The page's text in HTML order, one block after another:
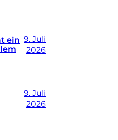
ein 9. Juli
2026
9. Juli
2026